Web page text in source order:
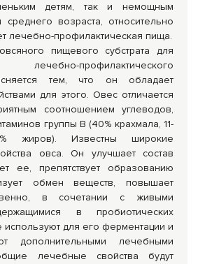
детям, так и немощным
возраста, относительно
лечебно-профилактическая пища.
пищевого субстрата для
профилактического
тем, что он обладает
для этого. Овес отличается
соотношением углеводов,
группы В (40% крахмала, 11-
жиров). Известны широкие
овса. Он улучшает состав
ее, препятствует образованию
обмен веществ, повышает
в сочетании с живыми
в пробиотических
используют для его ферментации и
дополнительными лечебными
лечебные свойства будут